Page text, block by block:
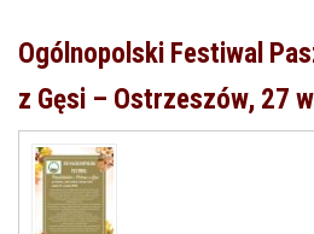
programu
Wieś”
Ogólnopolski Festiwal
z Gęsi – Ostrzeszów, 27